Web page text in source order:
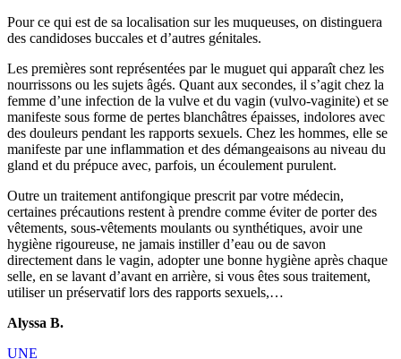
Pour ce qui est de sa localisation sur les muqueuses, on distinguera
des candidoses buccales et d’autres génitales.
Les premières sont représentées par le muguet qui apparaît chez les
nourrissons ou les sujets âgés. Quant aux secondes, il s’agit chez la
femme d’une infection de la vulve et du vagin (vulvo-vaginite) et se
manifeste sous forme de pertes blanchâtres épaisses, indolores avec
des douleurs pendant les rapports sexuels. Chez les hommes, elle se
manifeste par une inflammation et des démangeaisons au niveau du
gland et du prépuce avec, parfois, un écoulement purulent.
Outre un traitement antifongique prescrit par votre médecin,
certaines précautions restent à prendre comme éviter de porter des
vêtements, sous-vêtements moulants ou synthétiques, avoir une
hygiène rigoureuse, ne jamais instiller d’eau ou de savon
directement dans le vagin, adopter une bonne hygiène après chaque
selle, en se lavant d’avant en arrière, si vous êtes sous traitement,
utiliser un préservatif lors des rapports sexuels,…
Alyssa B.
UNE